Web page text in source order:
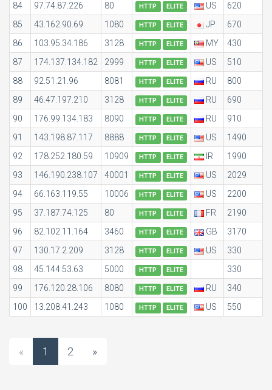
84
97.74.87.226 80 HTTP ELITE US
620
85
43.162.90.69 1080 HTTP ELITE JP
670
86
103.95.34.186 3128 HTTP ELITE MY
430
87
174.137.134.182 2999 HTTP ELITE US
510
88
92.51.21.96 8081 HTTP ELITE RU
800
89
46.47.197.210 3128 HTTP ELITE RU
690
90
176.99.134.183 8090 HTTP ELITE RU
910
91
143.198.87.117 8888 HTTP ELITE US
1490
92
178.252.180.59 10909 HTTP ELITE IR
1990
93
146.190.238.107 40001 HTTP ELITE US
2029
94
66.163.119.55 10006 HTTP ELITE US
2200
95
37.187.74.125 80 HTTP ELITE FR
2190
96
82.102.11.164 3460 HTTP ELITE GB
3170
97
130.17.2.209 3128 HTTP ELITE US
330
98
45.144.53.63 5000 HTTP ELITE
330
99
176.120.28.106 8080 HTTP ELITE RU
340
100
13.208.41.243 1080 HTTP ELITE US 550
« 1 2 »